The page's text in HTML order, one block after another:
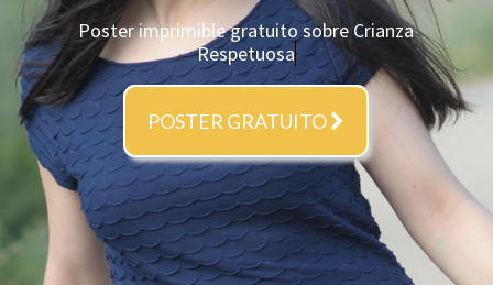
Poster imprimible gratuito sobre Crianza
Respetuos
POSTER GRATUITO